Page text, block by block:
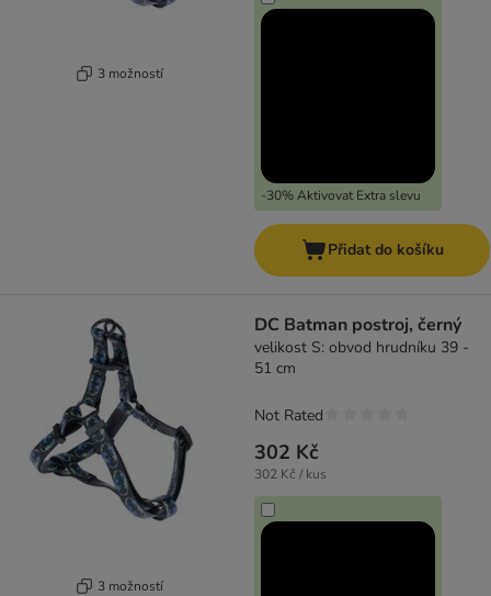
3 možností
-30% Aktivovat Extra slevu
Přidat do košíku
3 možností
DC Batman postroj, černý
velikost S: obvod hrudníku 39 -
51 cm
302 Kč
302 Kč / kus
Not Rated